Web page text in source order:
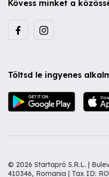
Kövess minket a
Töltsd le ingyenes
© 2026 Startapró S.R.L. |
410346, Romania | Tax ID: